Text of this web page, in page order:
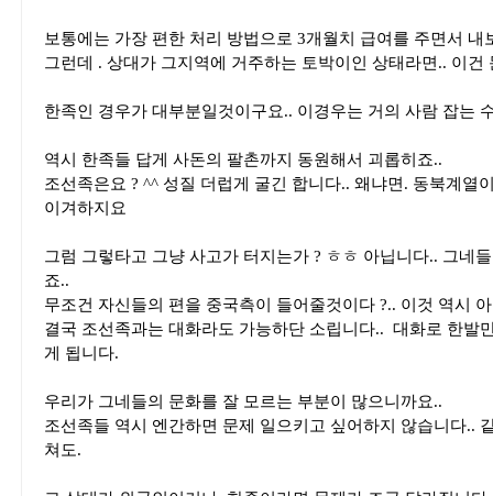
보통에는 가장 편한 처리 방법으로 3개월치 급여를 주면서 내
그런데 . 상대가 그지역에 거주하는 토박이인 상태라면.. 이건
한족인 경우가 대부분일것이구요.. 이경우는 거의 사람 잡는
역시 한족들 답게 사돈의 팔촌까지 동원해서 괴롭히죠..
조선족은요 ? ^^ 성질 더럽게 굴긴 합니다.. 왜냐면. 동북계열
이겨하지요
그럼 그렇타고 그냥 사고가 터지는가 ? ㅎㅎ 아닙니다.. 그네
죠..
무조건 자신들의 편을 중국측이 들어줄것이다 ?.. 이것 역시
결국 조선족과는 대화라도 가능하단 소립니다.. 대화로 한발
게 됩니다.
우리가 그네들의 문화를 잘 모르는 부분이 많으니까요..
조선족들 역시 엔간하면 문제 일으키고 싶어하지 않습니다..
쳐도.